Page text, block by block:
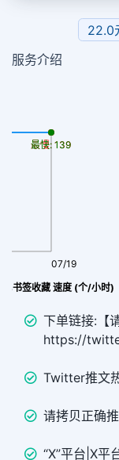
22.0
服务介绍
书签收藏 速度 (个/小时)
07/19
最慢: 139
最快: 139
下单链接:【
https://
Twitter推文
请拷贝正确
“X”平台|X